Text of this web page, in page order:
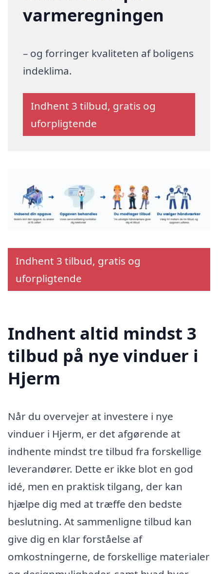
varmeregningen
– og forringer kvaliteten af boligens
indeklima.
Indhent 3 tilbud, gratis og
uforpligtende
Indhent 3 tilbud, gratis og
uforpligtende
Indhent altid mindst 3
tilbud på nye vinduer i
Hjerm
Når du overvejer at investere i nye
vinduer i Hjerm, er det afgørende at
indhente mindst tre tilbud fra forskellige
leverandører. Dette er ikke blot en god
idé, men en praktisk tilgang, der kan
hjælpe dig med at træffe den bedste
beslutning. At sammenligne tilbud kan
give dig en klar forståelse af
omkostningerne, de forskellige materialer